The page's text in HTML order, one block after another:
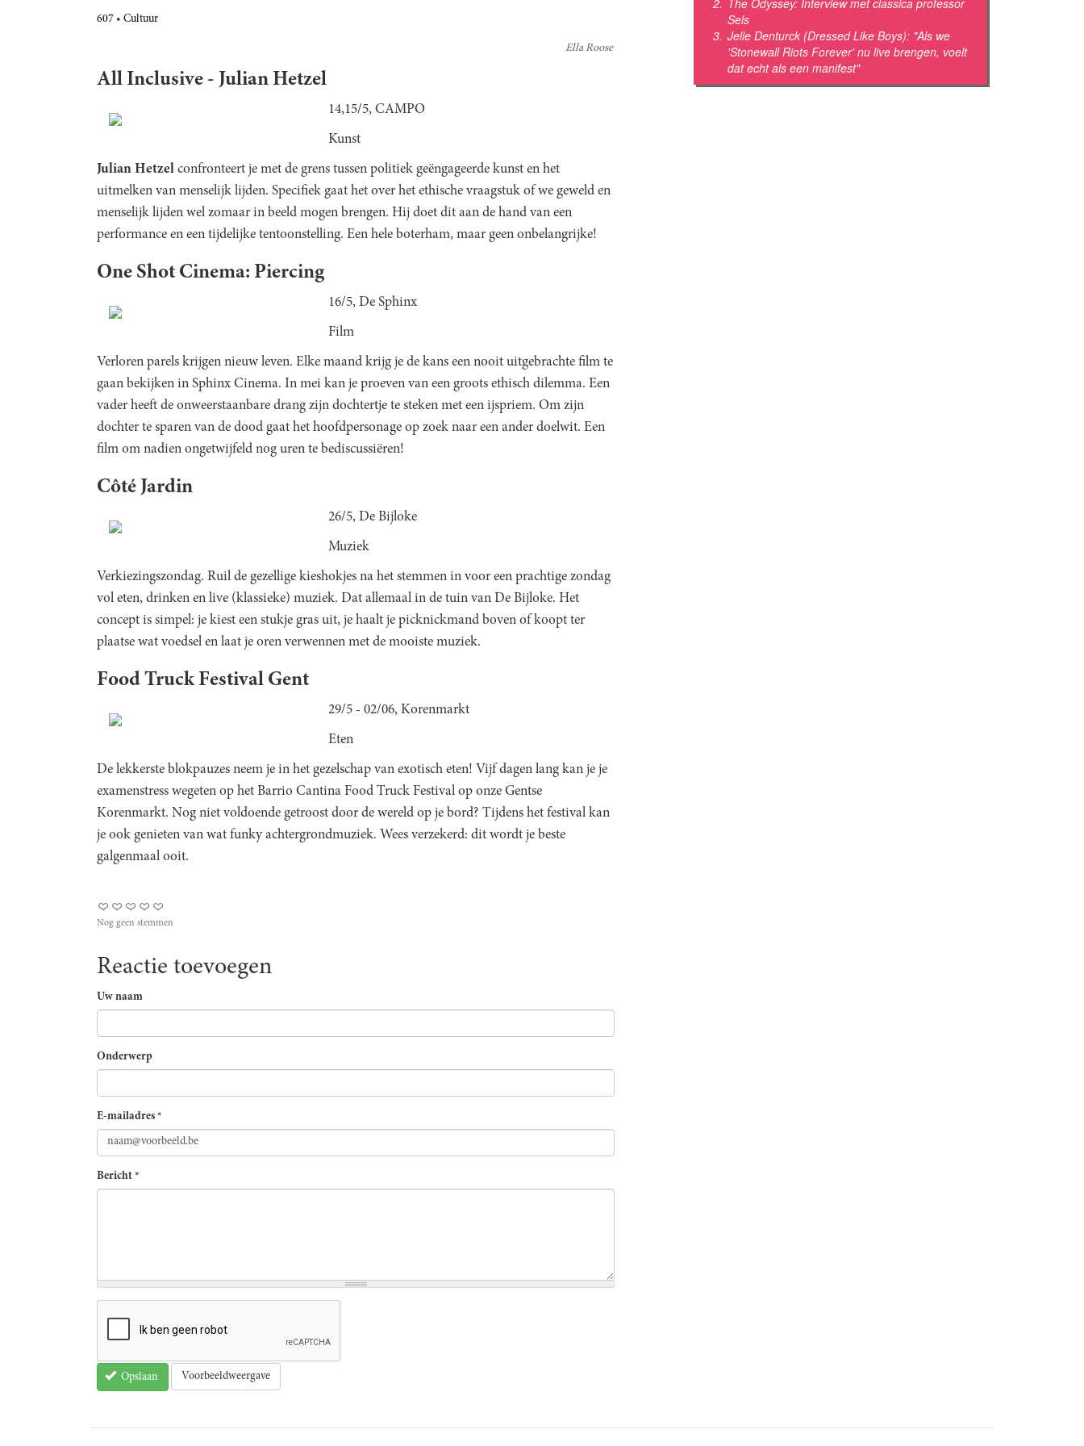
607 Cultuur
Ella Roose
All Inclusive - Julian Hetzel
14,15/5, CAMPO
Kunst
Julian Hetzel confronteert je met de grens tussen politiek geëngageerde kunst en het
uitmelken van menselijk lijden. Specifiek gaat het over het ethische vraagstuk of we geweld en
menselijk lijden wel zomaar in beeld mogen brengen. Hij doet dit aan de hand van een
performance en een tijdelijke tentoonstelling. Een hele boterham, maar geen onbelangrijke!
One Shot Cinema: Piercing
16/5, De Sphinx
Film
Verloren parels krijgen nieuw leven. Elke maand krijg je de kans een nooit uitgebrachte film te
gaan bekijken in Sphinx Cinema. In mei kan je proeven van een groots ethisch dilemma. Een
vader heeft de onweerstaanbare drang zijn dochtertje te steken met een ijspriem. Om zijn
dochter te sparen van de dood gaat het hoofdpersonage op zoek naar een ander doelwit. Een
film om nadien ongetwijfeld nog uren te bediscussiëren!
Côté Jardin
26/5, De Bijloke
Muziek
Verkiezingszondag. Ruil de gezellige kieshokjes na het stemmen in voor een prachtige zondag
vol eten, drinken en live (klassieke) muziek. Dat allemaal in de tuin van De Bijloke. Het
concept is simpel: je kiest een stukje gras uit, je haalt je picknickmand boven of koopt ter
plaatse wat voedsel en laat je oren verwennen met de mooiste muziek.
Food Truck Festival Gent
29/5 - 02/06, Korenmarkt
Eten
De lekkerste blokpauzes neem je in het gezelschap van exotisch eten! Vijf dagen lang kan je je
examenstress wegeten op het Barrio Cantina Food Truck Festival op onze Gentse
Korenmarkt. Nog niet voldoende getroost door de wereld op je bord? Tijdens het festival kan
je ook genieten van wat funky achtergrondmuziek. Wees verzekerd: dit wordt je beste
galgenmaal ooit.
Nog geen stemmen
Reactie toevoegen
Uw naam
Onderwerp
E-mailadres *
Bericht *
Opslaan Voorbeeldweergave
Sels
Jelle Denturck (Dressed Like Boys): "Als we
'Stonewall Riots Forever' nu live brengen, voelt
dat echt als een manifest"